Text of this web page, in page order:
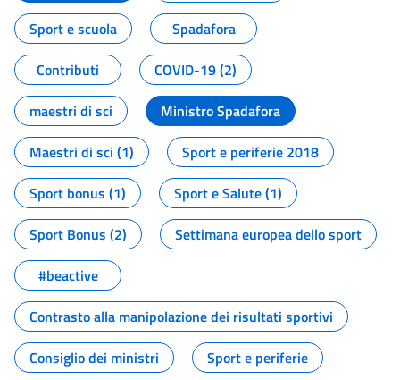
Sport e scuola
Spadafora
Contributi
COVID-19 (2)
maestri di sci
Ministro Spadafora
Maestri di sci (1)
Sport e periferie 2018
Sport bonus (1)
Sport e Salute (1)
Sport Bonus (2)
Settimana europea dello sport
#beactive
Contrasto alla manipolazione dei risultati sportivi
Consiglio dei ministri
Sport e periferie